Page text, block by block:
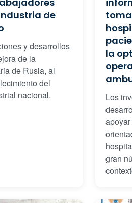
de
y desarrollos
de la
de Rusia, al
del
nacional.
la
Los
gran